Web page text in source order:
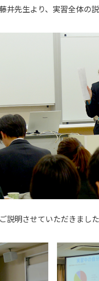
先生より、実習全体の説
説明させていただきました